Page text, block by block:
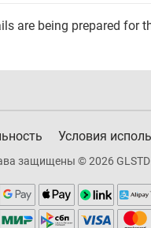
are being prepared for
Условия
защищены © 2026 GLSTD